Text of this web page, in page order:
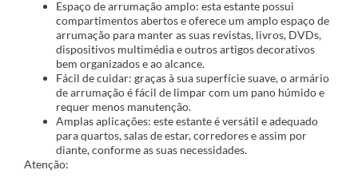
Espaço de arrumação amplo: esta estante possui
compartimentos abertos e oferece um amplo espaço de
arrumação para manter as suas revistas, livros, DVDs,
dispositivos multimédia e outros artigos decorativos
bem organizados e ao alcance.
Fácil de cuidar: graças à sua superfície suave, o armário
de arrumação é fácil de limpar com um pano húmido e
requer menos manutenção.
Amplas aplicações: este estante é versátil e adequado
para quartos, salas de estar, corredores e assim por
diante, conforme as suas necessidades.
Atenção: